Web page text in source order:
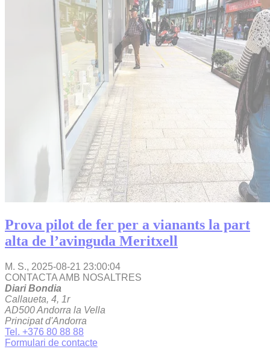
Prova pilot de fer per a vianants la part
alta de l’avinguda Meritxell
M. S., 2025-08-21 23:00:04
CONTACTA AMB NOSALTRES
Diari Bondia
Callaueta, 4, 1r
AD500 Andorra la Vella
Principat d'Andorra
Tel. +376 80 88 88
Formulari de contacte